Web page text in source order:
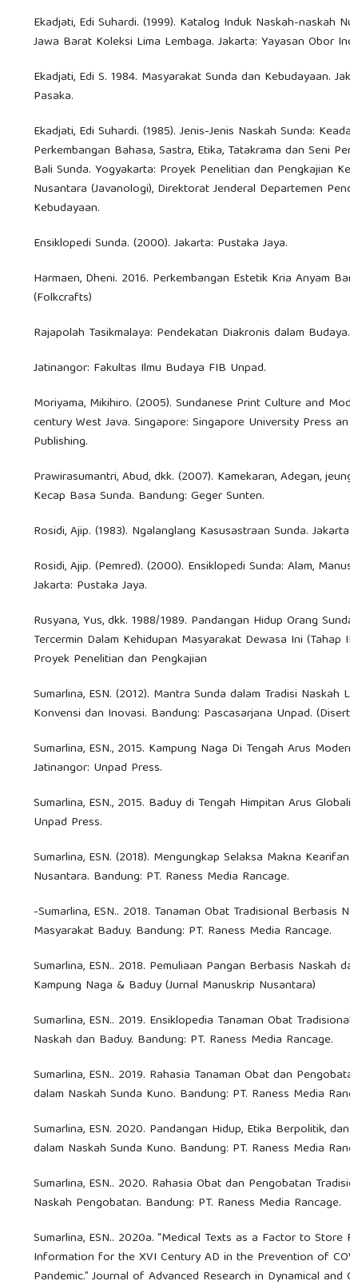
Ekadjati, Edi Suhardi. (1999). Katalog Induk Naskah-naskah
Jawa Barat Koleksi Lima Lembaga. Jakarta: Yayasan Obor
Ekadjati, Edi S. 1984. Masyarakat Sunda dan Kebudayaan.
Pasaka.
Ekadjati, Edi Suhardi. (1985). Jenis-Jenis Naskah Sunda:
Perkembangan Bahasa, Sastra, Etika, Tatakrama dan Seni
Bali Sunda. Yogyakarta: Proyek Penelitian dan Pengkajian
Nusantara (Javanologi), Direktorat Jenderal Departemen
Kebudayaan.
Ensiklopedi Sunda. (2000). Jakarta: Pustaka Jaya.
Harmaen, Dheni. 2016. Perkembangan Estetik Kria Anyam
(Folkcrafts)
Rajapolah Tasikmalaya: Pendekatan Diakronis dalam Budaya.
Jatinangor: Fakultas Ilmu Budaya FIB Unpad.
Moriyama, Mikihiro. (2005). Sundanese Print Culture and
century West Java. Singapore: Singapore University Press an
Publishing.
Prawirasumantri, Abud, dkk. (2007). Kamekaran, Adegan,
Kecap Basa Sunda. Bandung: Geger Sunten.
Rosidi, Ajip. (1983). Ngalanglang Kasusastraan Sunda. Jakarta:
Rosidi, Ajip. (Pemred). (2000). Ensiklopedi Sunda: Alam,
Jakarta: Pustaka Jaya.
Rusyana, Yus, dkk. 1988/1989. Pandangan Hidup Orang
Tercermin Dalam Kehidupan Masyarakat Dewasa Ini (Tahap
Proyek Penelitian dan Pengkajian
Sumarlina, ESN. (2012). Mantra Sunda dalam Tradisi Naskah
Konvensi dan Inovasi. Bandung: Pascasarjana Unpad.
Sumarlina, ESN., 2015. Kampung Naga Di Tengah Arus
Jatinangor: Unpad Press.
Sumarlina, ESN., 2015. Baduy di Tengah Himpitan Arus
Unpad Press.
Sumarlina, ESN. (2018). Mengungkap Selaksa Makna Kearifan
Nusantara. Bandung: PT. Raness Media Rancage.
-Sumarlina, ESN.. 2018. Tanaman Obat Tradisional Berbasis
Masyarakat Baduy. Bandung: PT. Raness Media Rancage.
Sumarlina, ESN.. 2018. Pemuliaan Pangan Berbasis Naskah
Kampung Naga & Baduy (Jurnal Manuskrip Nusantara)
Sumarlina, ESN.. 2019. Ensiklopedia Tanaman Obat
Naskah dan Baduy. Bandung: PT. Raness Media Rancage.
Sumarlina, ESN.. 2019. Rahasia Tanaman Obat dan
dalam Naskah Sunda Kuno. Bandung: PT. Raness Media
Sumarlina, ESN. 2020. Pandangan Hidup, Etika Berpolitik, dan
dalam Naskah Sunda Kuno. Bandung: PT. Raness Media
Sumarlina, ESN.. 2020. Rahasia Obat dan Pengobatan
Naskah Pengobatan. Bandung: PT. Raness Media Rancage.
Sumarlina, ESN.. 2020a. “Medical Texts as a Factor to Store
Information for the XVI Century AD in the Prevention of
Pandemic.” Journal of Advanced Research in Dynamical and